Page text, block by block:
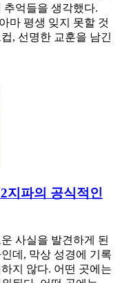
추억들을 생각했다.
마 평생 잊지 못할 것
, 선명한 교훈을 남긴
지파의 공식적인
사실을 발견하게 된
데, 막상 성경에 기록
지 않다. 어떤 곳에는